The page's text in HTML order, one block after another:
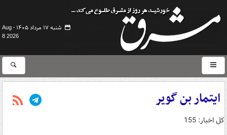
شنبه ۱۷ مرداد ۱۴۰۵ -
Aug
8 2026
ایتمار بن گویر
کل اخبار: 155